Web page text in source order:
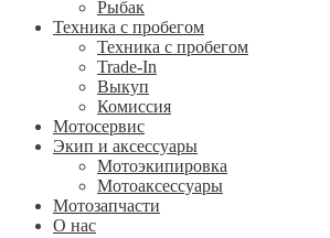
Рыбак
Техника с пробегом
Техника с пробегом
Trade-In
Выкуп
Комиссия
Мотосервис
Экип и аксессуары
Мотоэкипировка
Мотоаксессуары
Мотозапчасти
О нас